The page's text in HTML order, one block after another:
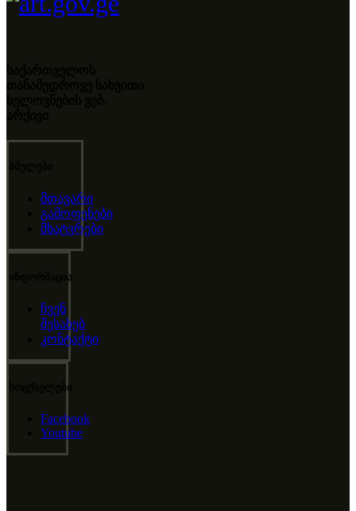
მთავარი
გამოფენები
მხატვრები
ინფორმაცია
ჩვენ
შესახებ
კონტაქტი
სოცქსელები
Facebook
Youtube